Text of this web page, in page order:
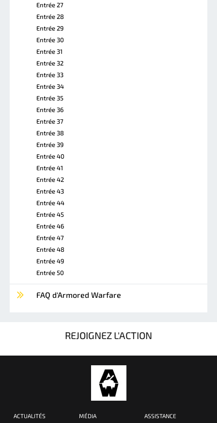
Entrée 27
Entrée 28
Entrée 29
Entrée 30
Entrée 31
Entrée 32
Entrée 33
Entrée 34
Entrée 35
Entrée 36
Entrée 37
Entrée 38
Entrée 39
Entrée 40
Entrée 41
Entrée 42
Entrée 43
Entrée 44
Entrée 45
Entrée 46
Entrée 47
Entrée 48
Entrée 49
Entrée 50
FAQ d'Armored Warfare
REJOIGNEZ L'ACTION
ACTUALITÉS MÉDIA ASSISTANCE